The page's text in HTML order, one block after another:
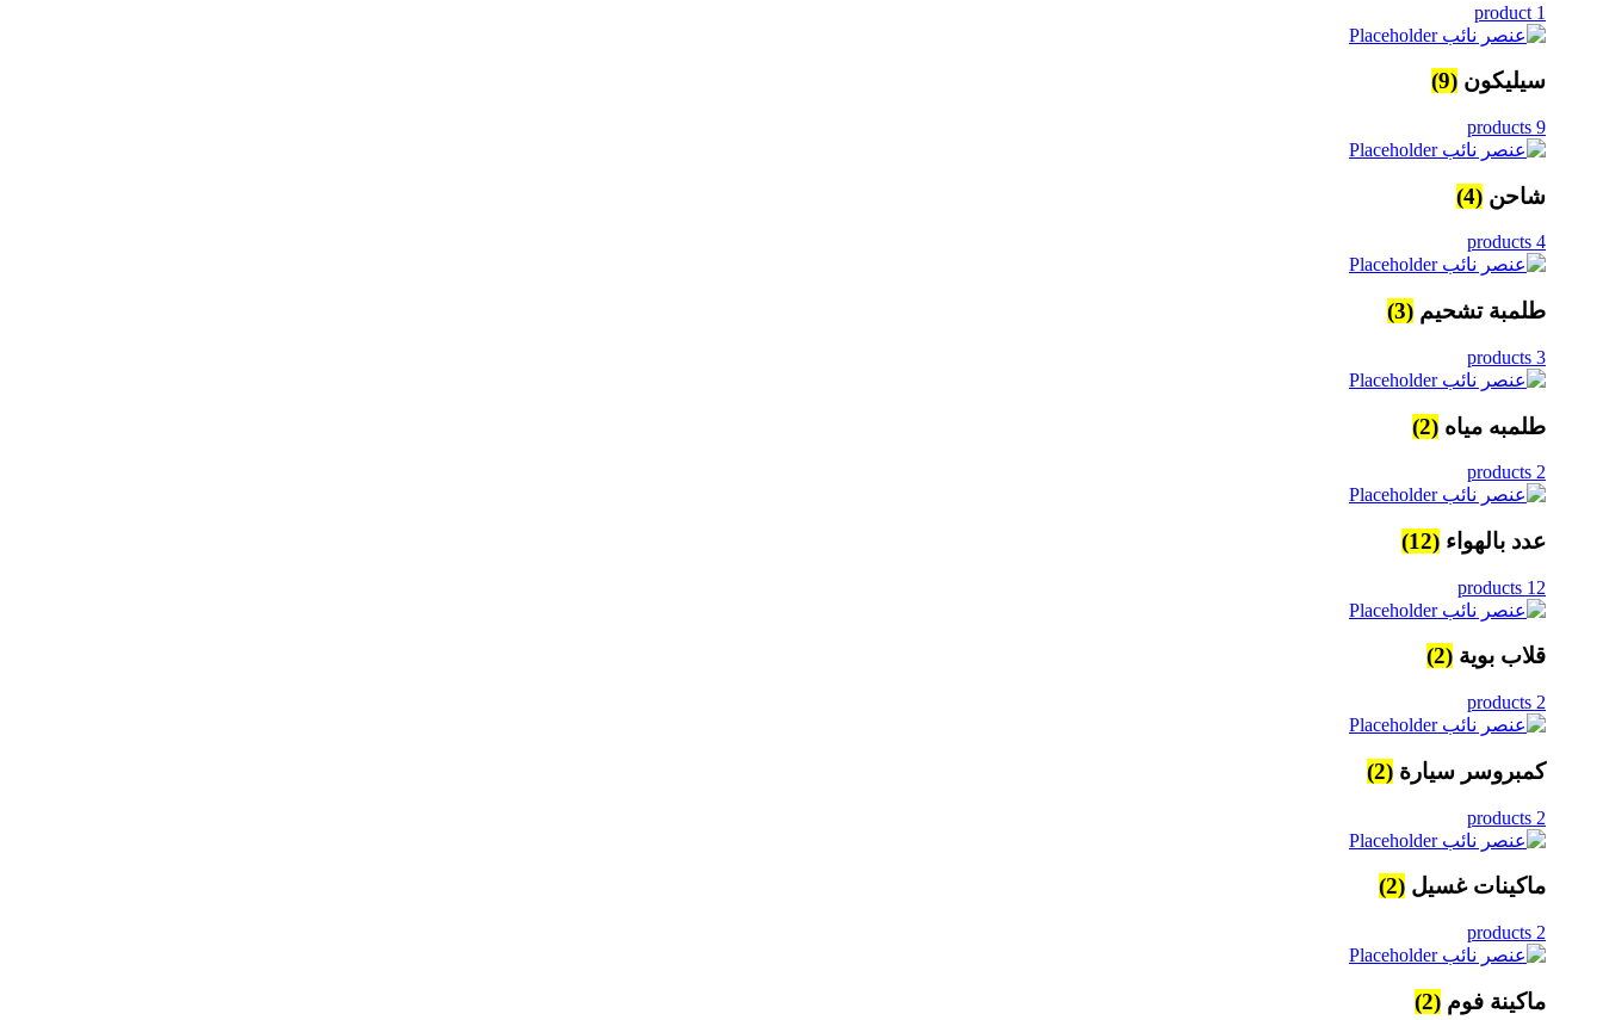
1 product
سيليكون (9)
9 products
شاحن (4)
4 products
طلمبة تشحيم (3)
3 products
طلمبه مياه (2)
2 products
عدد بالهواء (12)
12 products
قلاب بوية (2)
2 products
كمبروسر سيارة (2)
2 products
ماكينات غسيل (2)
2 products
ماكينة فوم (2)